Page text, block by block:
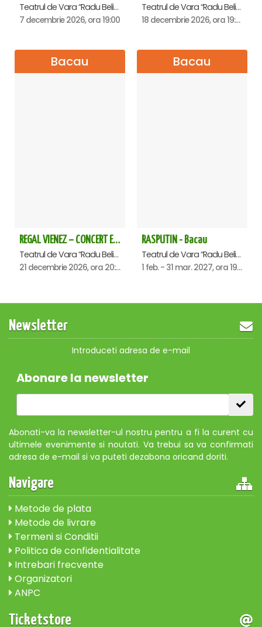
Teatrul de Vara “Radu Beligan”, Bacau
7 decembrie 2026, ora 19:00
Teatrul de Vara “Radu Beligan”, Bacau
18 decembrie 2026, ora 19:00
Bacau
REGAL VIENEZ – CONCERT EXTRAORDINAR DE CRACIUN - Bacau
Teatrul de Vara “Radu Beligan”, Bacau
21 decembrie 2026, ora 20:00
Bacau
RASPUTIN - Bacau
Teatrul de Vara “Radu Beligan”, Bacau
1 feb. - 31 mar. 2027, ora 19:00
Newsletter
Introduceti adresa de e-mail
Abonare la newsletter
Abonati-va la newsletter-ul nostru pentru a fi la curent cu
ultimele evenimente si noutati. Va trebui sa va confirmati
adresa de e-mail si va puteti dezabona oricand doriti.
Navigare
Metode de plata
Metode de livrare
Termeni si Conditii
Politica de confidentialitate
Intrebari frecvente
Organizatori
ANPC
Ticketstore